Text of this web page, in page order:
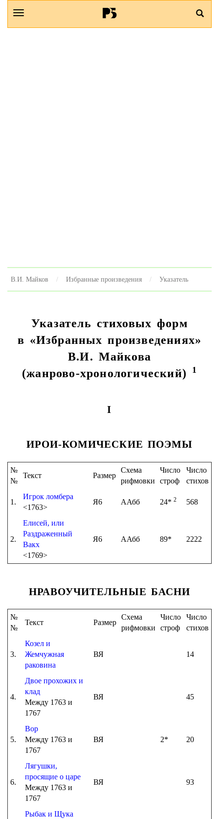
В.И. Майков Избранные произведения Указатель
Указатель стиховых форм
в «Избранных произведениях»
В.И. Майкова
(жанрово-хронологический)
1
I
ИРОИ-КОМИЧЕСКИЕ ПОЭМЫ
№
№
Текст Размер
Схема
рифмовки
Число
строф
Число
стихов
1.
Игрок ломбера
<1763>
Я6 ААбб 24* 2 568
2.
Елисей, или
Раздраженный
Вакх
<1769>
Я6 ААбб 89* 2222
НРАВОУЧИТЕЛЬНЫЕ БАСНИ
№
№
Текст Размер
Схема
рифмовки
Число
строф
Число
стихов
3.
Козел и
Жемчужная
раковина
ВЯ 14
4.
Двое прохожих и
клад
Между 1763 и
1767
ВЯ 45
5.
Вор
Между 1763 и
1767
ВЯ 2* 20
6.
Лягушки,
просящие о царе
Между 1763 и
1767
ВЯ 93
Рыбак и Щука